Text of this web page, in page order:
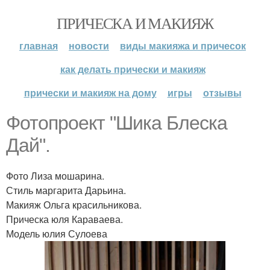
ПРИЧЕСКА И МАКИЯЖ
главная новости
виды макияжа и причесок
как делать прически и макияж
прически и макияж на дому
игры отзывы
Фотопроект "Шика Блеска
Дай".
Фото Лиза мошарина.
Стиль маргарита Дарьина.
Макияж Ольга красильникова.
Прическа юля Караваева.
Модель юлия Сулоева